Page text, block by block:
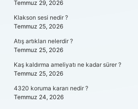
Temmuz 29, 2026
Klakson sesi nedir ?
Temmuz 25, 2026
Atış artıkları nelerdir ?
Temmuz 25, 2026
Kaş kaldırma ameliyatı ne kadar sürer ?
Temmuz 25, 2026
4320 koruma kararı nedir ?
Temmuz 24, 2026